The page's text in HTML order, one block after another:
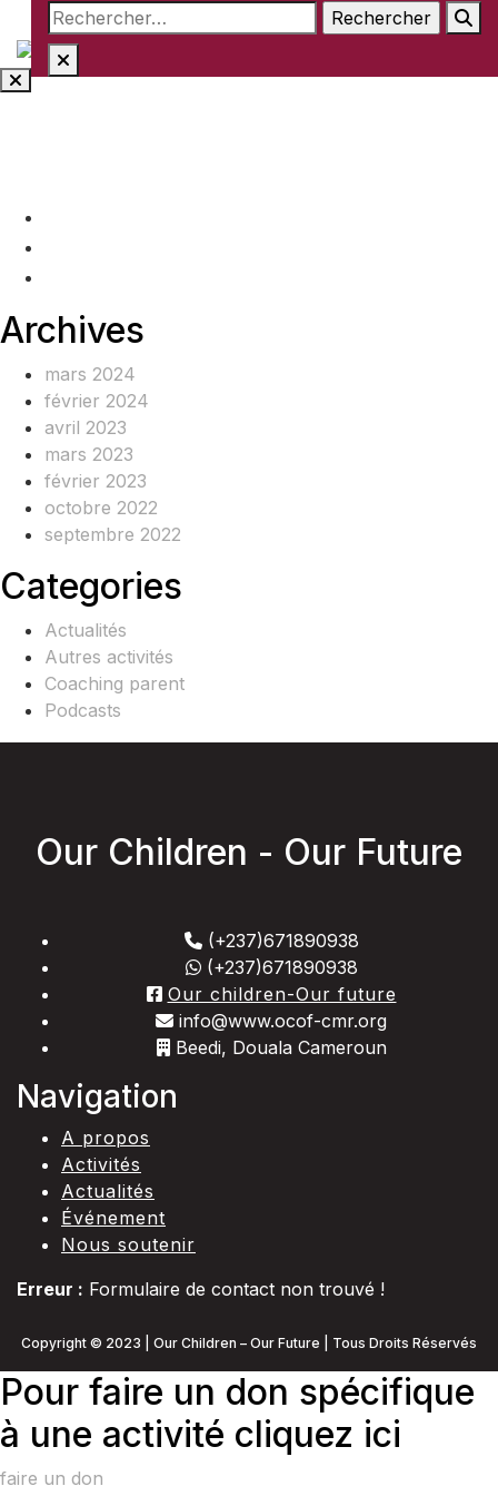
Aller
au
contenu
Rechercher :
Archives
mars 2024
février 2024
avril 2023
mars 2023
février 2023
octobre 2022
septembre 2022
Categories
Actualités
Autres activités
Coaching parent
Podcasts
Our Children - Our Future
(+237)671890938
(+237)671890938
Our children-Our future
info@www.ocof-cmr.org
Beedi, Douala Cameroun
Navigation
A propos
Activités
Actualités
Événement
Nous soutenir
Erreur : Formulaire de contact non trouvé !
Copyright © 2023 | Our Children – Our Future | Tous Droits Réservés
Pour faire un don spécifique
à une activité cliquez ici
faire un don